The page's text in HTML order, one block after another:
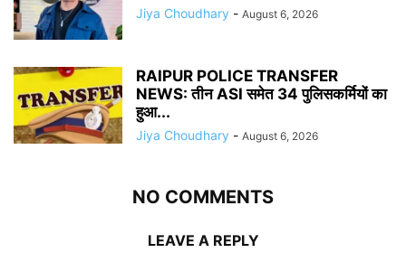
Jiya Choudhary - August 6, 2026
RAIPUR POLICE TRANSFER
NEWS: तीन ASI समेत 34 पुलिसकर्मियों का
हुआ...
Jiya Choudhary - August 6, 2026
NO COMMENTS
LEAVE A REPLY